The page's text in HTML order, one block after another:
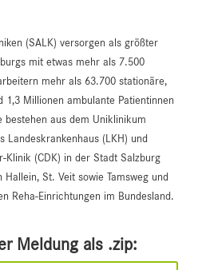
(SALK) versorgen als größter
mit etwas mehr als 7.500
mehr als 63.700 stationäre,
1,3 Millionen ambulante Patientinnen
bestehen aus dem Uniklinikum
Landeskrankenhaus (LKH) und
Klinik (CDK) in der Stadt Salzburg
St. Veit sowie Tamsweg und
Reha-Einrichtungen im Bundesland.
Meldung als .zip: